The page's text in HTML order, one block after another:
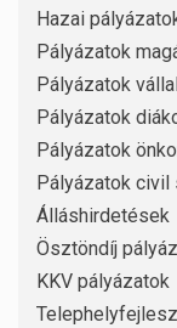
Hazai
Pályázatok
Pályázatok
Pályázatok
Pályázatok
Pályázatok
Álláshirdetések
Ösztöndíj
KKV pályázatok